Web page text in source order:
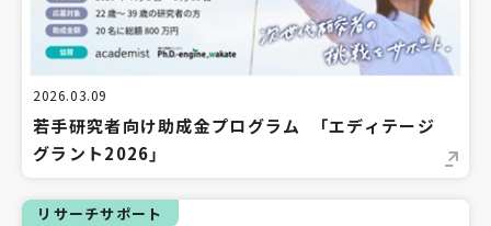
2026.03.09
若手研究者向け助成金プログラム 「エディテージ
グラント2026」
リサーチサポート